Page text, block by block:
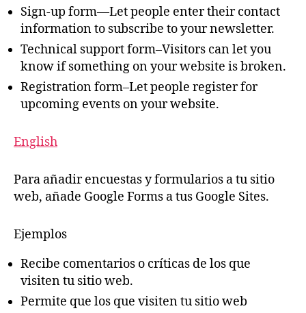
Sign-up form—Let people enter their contact
information to subscribe to your newsletter.
Technical support form–Visitors can let you
know if something on your website is broken.
Registration form–Let people register for
upcoming events on your website.
English
Para añadir encuestas y formularios a tu sitio
web, añade Google Forms a tus Google Sites.
Ejemplos
Recibe comentarios o críticas de los que
visiten tu sitio web.
Permite que los que visiten tu sitio web